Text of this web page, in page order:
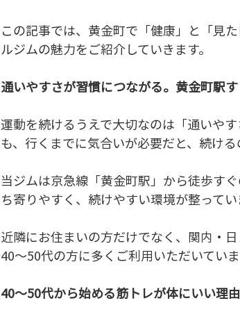
この記事では、黄金町で「健康」と「見
ルジムの魅力をご紹介していきます。
通いやすさが習慣につながる。黄金町駅
運動を続けるうえで大切なのは「通いや
も、行くまでに気合いが必要だと、続ける
当ジムは京急線「黄金町駅」から徒歩す
ち寄りやすく、続けやすい環境が整ってい
近隣にお住まいの方だけでなく、関内・
40〜50代の方に多くご利用いただいていま
40〜50代から始める筋トレが体にいい理由